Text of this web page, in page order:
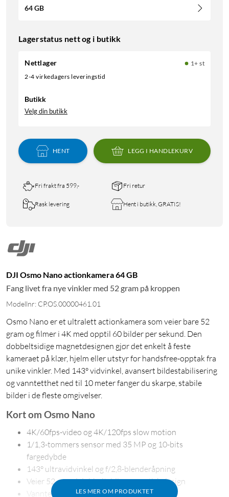
64 GB
Lagerstatus nett og i butikk
Nettlager
1+ st
2-4 virkedagers leveringstid
Butikk
Velg din butikk
HENT LEGG I HANDLEKURV
Fri frakt fra 599,- Fri retur
Rask levering Hent i butikk, GRATIS!
DJI Osmo Nano actionkamera 64 GB
Fang livet fra nye vinkler med 52 gram på kroppen
Modellnr: CP.OS.00000461.01
Osmo Nano er et ultralett actionkamera som veier bare 52
gram og filmer i 4K med opptil 60 bilder per sekund. Den
dobbeltsidige magnetdesignen gjør det enkelt å feste
kameraet på klær, hjelm eller utstyr for handsfree-opptak fra
unike vinkler. Med 143° vidvinkel, avansert bildestabilisering
og vanntetthet ned til 10 meter fanger du skarpe, stabile
bilder i de fleste omgivelser.
LES MER OM PRODUKTET
Kort om Osmo Nano
4K/60fps-video og 4K/120fps slow motion
1/1,3-tommers sensor med 35 MP og 10-bits
fargedybde
143° ultravidvinkel og f/2,8-blenderåpning
Veier 52 g med dobbeltsidig magnetisk design
Vanntett ned til 10 meter